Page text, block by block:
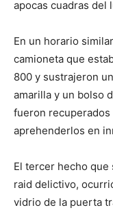
apocas cuadras del
En un horario
camioneta que
800 y sustrajeron
amarilla y un bolso
fueron
aprehenderlos en
El tercer hecho
raid delictivo,
vidrio de la puerta